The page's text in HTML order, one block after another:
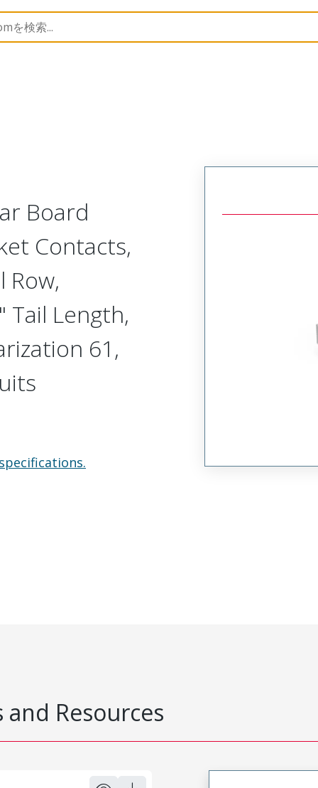
Rectangular, Plastic, 2 Row, Vertical/Right Angle Board
Board
Contacts,
Row,
Tail Length,
61,
Resources